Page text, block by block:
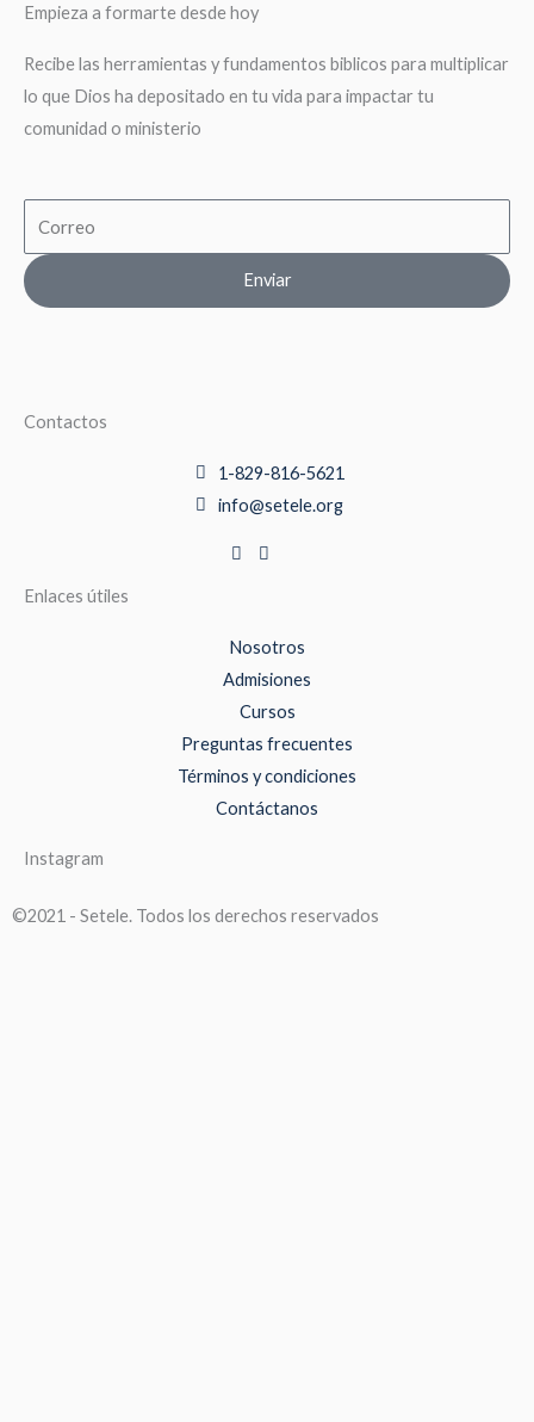
Empieza a formarte desde hoy
Recibe las herramientas y fundamentos biblicos para multiplicar
lo que Dios ha depositado en tu vida para impactar tu
comunidad o ministerio
Enviar
Contactos
1-829-816-5621
info@setele.org
Enlaces útiles
Nosotros
Admisiones
Cursos
Preguntas frecuentes
Términos y condiciones
Contáctanos
Instagram
©2021 - Setele. Todos los derechos reservados